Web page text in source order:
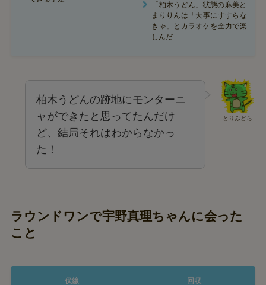
「柏木うどん」状態の麻美と
まりりんは「大事にすすらな
きゃ」とカラオケを全力で楽
しんだ
とりみどら
柏木うどんの跡地にモンターニ
ャができたと思ってたんだけ
ど、結局それはわからなかっ
た！
ラウンドワンで宇野真理ちゃんに会った
こと
伏線 回収